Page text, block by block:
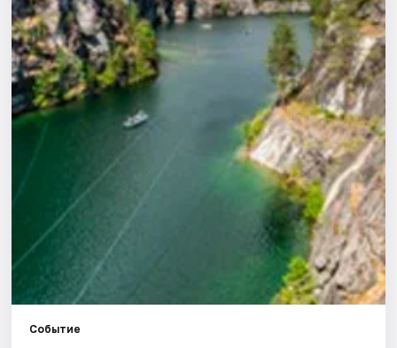
Города
Площадки
Артисты
Событие